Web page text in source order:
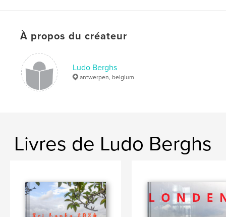
antwerp , cities , city
streetpholography
, architecture , stadslandschappen
À propos du créateur
Ludo Berghs
antwerpen, belgium
Livres de Ludo Berghs